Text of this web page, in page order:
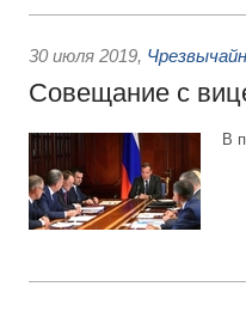
30 июля 2019,
Совещание с
В